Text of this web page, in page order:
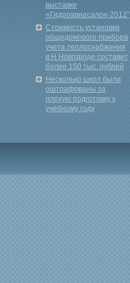
выставке
«Гидроавиасалон-2012″
Стоимость установки
общедомового прибора
учета теплоснабжения
в Н.Новгороде составит
более 150 тыс. рублей
Несколько школ были
оштрафованы за
плохую подготовку к
учебному году